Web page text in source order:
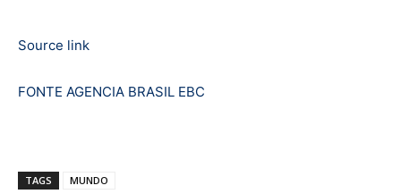
Source link
FONTE AGENCIA BRASIL EBC
TAGS MUNDO